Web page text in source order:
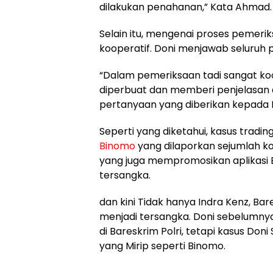
dilakukan penahanan,” Kata Ahmad.
Selain itu, mengenai proses
kooperatif. Doni menjawab seluruh
“Dalam pemeriksaan tadi sangat
diperbuat dan memberi
pertanyaan yang diberikan kepada
Seperti yang diketahui, kasus
Binomoyang dilaporkan sejumlah
yang juga mempromosikan
tersangka.
dan kini Tidak hanya Indra Kenz,
menjadi tersangka. Doni
di Bareskrim Polri, tetapi kasus
yang Mirip seperti Binomo.